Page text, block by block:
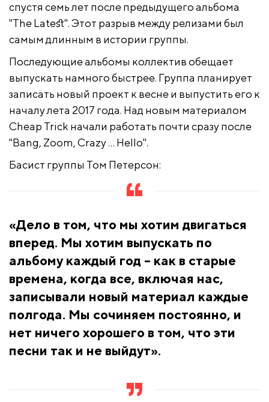
спустя семь лет после предыдущего альбома
"The Latest". Этот разрыв между релизами был
самым длинным в истории группы.
Последующие альбомы коллектив обещает
выпускать намного быстрее. Группа планирует
записать новый проект к весне и выпустить его к
началу лета 2017 года. Над новым материалом
Cheap Trick начали работать почти сразу после
"Bang, Zoom, Crazy … Hello".
Басист группы Том Петерсон:
«Дело в том, что мы хотим двигаться
вперед. Мы хотим выпускать по
альбому каждый год – как в старые
времена, когда все, включая нас,
записывали новый материал каждые
полгода. Мы сочиняем постоянно, и
нет ничего хорошего в том, что эти
песни так и не выйдут».